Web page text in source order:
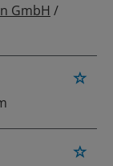
GmbH /